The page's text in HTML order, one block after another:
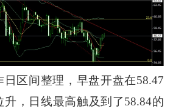
区间整理，早盘开盘在58.47
，日线最高触及到了58.84的